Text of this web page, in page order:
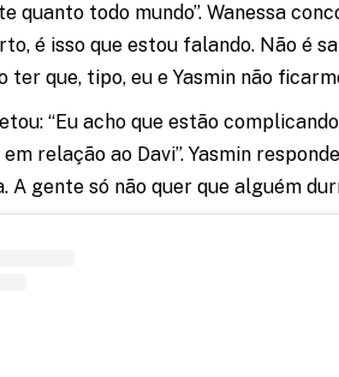
quanto todo mundo”. Wanessa
é isso que estou falando. Não é
ter que, tipo, eu e Yasmin não
“Eu acho que estão
relação ao Davi”. Yasmin
A gente só não quer que alguém